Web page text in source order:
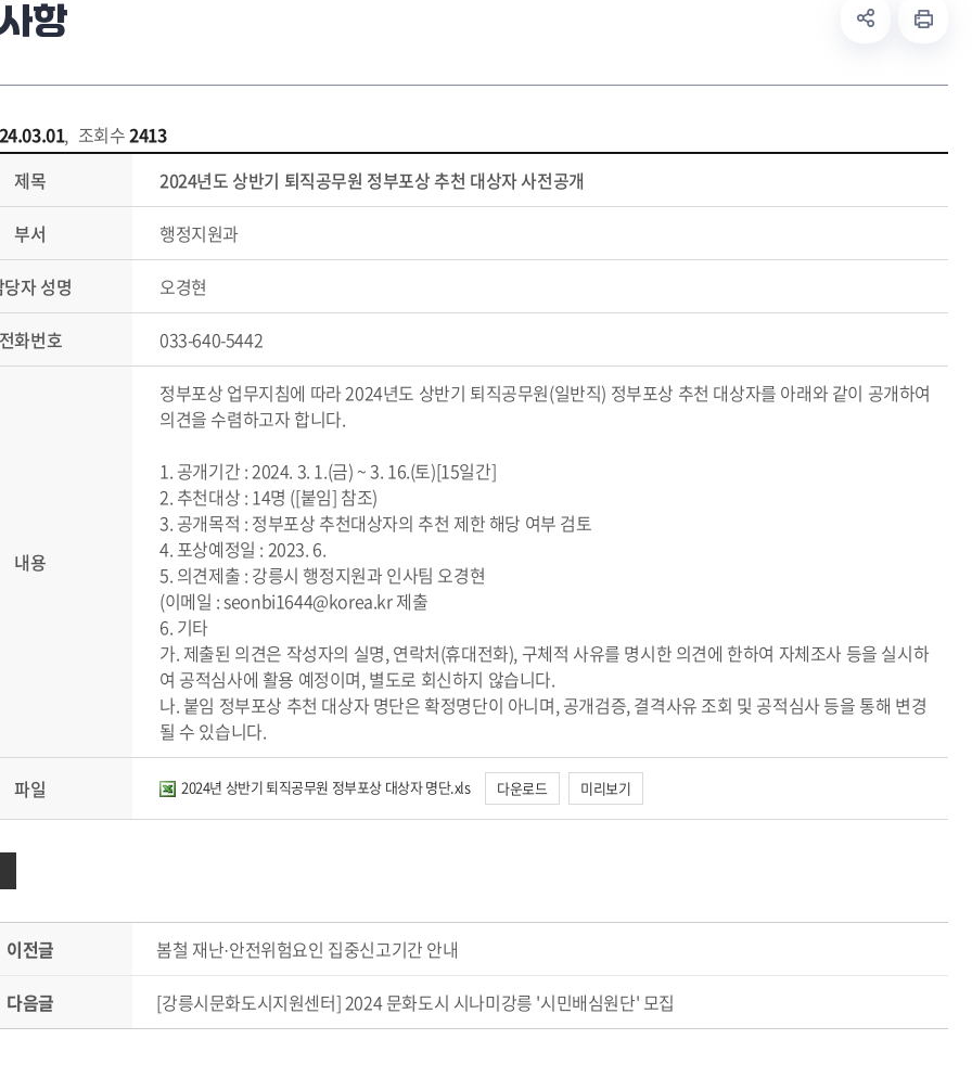
항
, 조회수2413
제목
2024년도 상반기 퇴직공무원 정부포상 추천 대상자 사전공개
부서 행정지원과
자 성명 오경현
화번호 033-640-5442
내용
정부포상 업무지침에 따라 2024년도 상반기 퇴직공무원(일반직) 정부포상 추천 대상자를 아래와 같이 공개하여
의견을 수렴하고자 합니다.
1. 공개기간 : 2024. 3. 1.(금) ~ 3. 16.(토)[15일간]
2. 추천대상 : 14명 ([붙임] 참조)
3. 공개목적 : 정부포상 추천대상자의 추천 제한 해당 여부 검토
4. 포상예정일 : 2023. 6.
5. 의견제출 : 강릉시 행정지원과 인사팀 오경현
(이메일 : seonbi1644@korea.kr 제출
6. 기타
가. 제출된 의견은 작성자의 실명, 연락처(휴대전화), 구체적 사유를 명시한 의견에 한하여 자체조사 등을 실시하
여 공적심사에 활용 예정이며, 별도로 회신하지 않습니다.
나. 붙임 정부포상 추천 대상자 명단은 확정명단이 아니며, 공개검증, 결격사유 조회 및 공적심사 등을 통해 변경
될 수 있습니다.
파일 2024년 상반기 퇴직공무원 정부포상 대상자 명단.xls 다운로드 미리보기
이전글 봄철 재난·안전위험요인 집중신고기간 안내
다음글 [강릉시문화도시지원센터] 2024 문화도시 시나미강릉 '시민배심원단' 모집